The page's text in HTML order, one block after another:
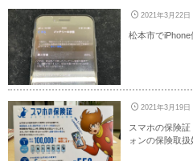
2021年3月22日
松本市で
2021年3月19日
スマホの保険
ォンの保険取扱